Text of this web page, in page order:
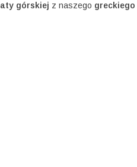
górskiej z naszego greckiego